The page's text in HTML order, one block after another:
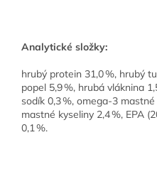
Analytické složky:
hrubý protein 31,0 %, hrubý
popel 5,9 %, hrubá vláknina
sodík 0,3 %, omega-3
mastné kyseliny 2,4 %, EPA
0,1 %.